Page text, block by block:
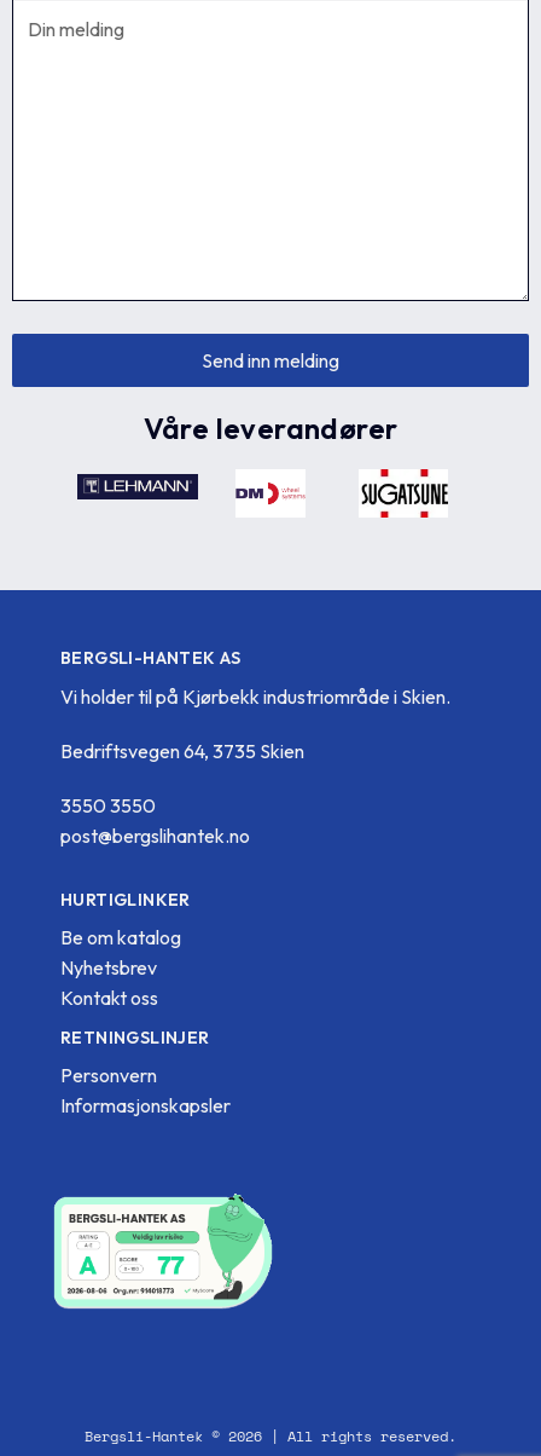
Våre leverandører
BERGSLI-HANTEK AS
Vi holder til på Kjørbekk industriområde i Skien.
Bedriftsvegen 64, 3735 Skien
3550 3550
post@bergslihantek.no
HURTIGLINKER
Be om katalog
Nyhetsbrev
Kontakt oss
RETNINGSLINJER
Personvern
Informasjonskapsler
Bergsli-Hantek © 2026 | All rights reserved.